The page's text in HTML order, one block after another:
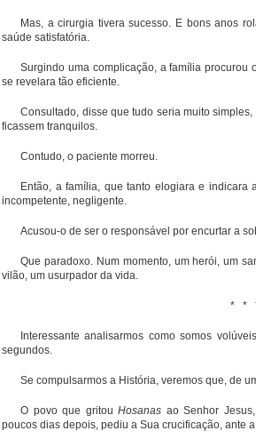
Mas, a cirurgia tivera sucesso. E bons anos
saúde satisfatória.
Surgindo uma complicação, a família procurou
se revelara tão eficiente.
Consultado, disse que tudo seria muito
ficassem tranquilos.
Contudo, o paciente morreu.
Então, a família, que tanto elogiara e indicara
incompetente, negligente.
Acusou-o de ser o responsável por encurtar a
Que paradoxo. Num momento, um herói, um
vilão, um usurpador da vida.
* *
Interessante analisarmos como somos
segundos.
Se compulsarmos a História, veremos que, de
O povo que gritouHosanas ao Senhor
poucos dias depois, pediu a Sua crucificação, ante